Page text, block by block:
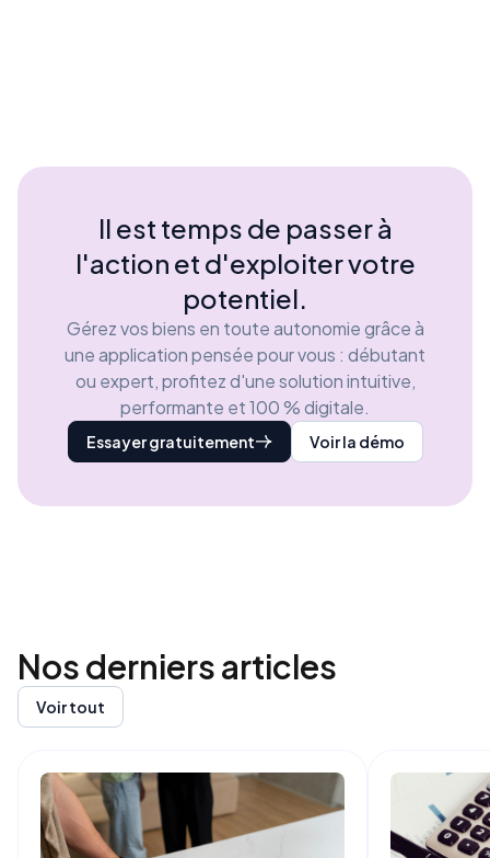
Il est temps de passer à
l'action et d'exploiter votre
potentiel.
Gérez vos biens en toute autonomie grâce à
une application pensée pour vous : débutant
ou expert, profitez d'une solution intuitive,
performante et 100 % digitale.
Essayer gratuitement Voir la démo
Nos derniersarticles
Voir tout